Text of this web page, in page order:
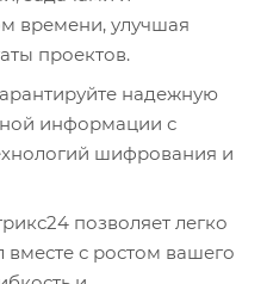
времени, улучшая
проектов.
надежную
информации с
шифрования и
позволяет легко
с ростом вашего